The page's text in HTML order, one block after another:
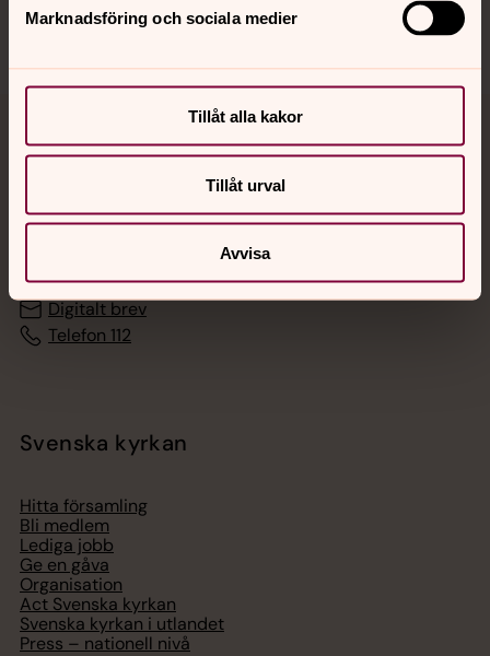
Marknadsföring och sociala medier
Tillåt alla kakor
Tillåt urval
Avvisa
Jourhavande präst
Akut samtals- och krisstöd. Prata eller chatta anonymt
med en präst på kvällar och nätter.
Chatt
Digitalt brev
Telefon 112
Svenska kyrkan
Hitta församling
Bli medlem
Lediga jobb
Ge en gåva
Organisation
Act Svenska kyrkan
Svenska kyrkan i utlandet
Press – nationell nivå